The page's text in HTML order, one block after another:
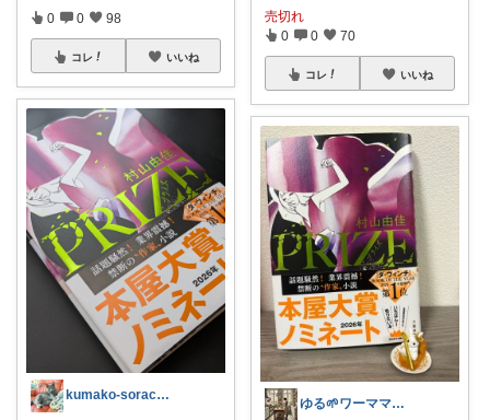
0 0 98
コレ いいね
kumako-sorachloeAsh
売切れ
0 0 70
コレ いいね
ゆる🌱ワーママ生活と読書📚